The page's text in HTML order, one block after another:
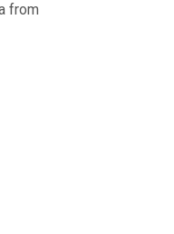
from